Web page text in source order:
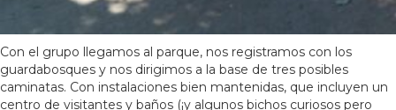
Con el grupo llegamos al parque, nos registramos con los
guardabosques y nos dirigimos a la base de tres posibles
caminatas. Con instalaciones bien mantenidas, que incluyen un
centro de visitantes y baños (¡y algunos bichos curiosos pero